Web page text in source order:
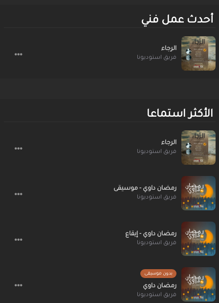
أحدث عمل فني
الرجاء
فريق استوديونا
الأكثر استماعا
الرجاء
فريق استوديونا
رمضان داوي - موسيقى
فريق استوديونا
رمضان داوي - إيقاع
فريق استوديونا
بدون موسيقى
رمضان داوي
فريق استوديونا